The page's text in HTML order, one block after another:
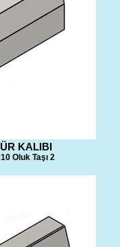
KALIBI
Oluk Taşı 2